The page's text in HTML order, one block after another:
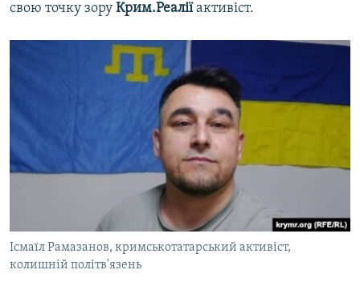
свою точку зору Крим.Реаліїактивіст.
Ісмаїл Рамазанов, кримськотатарський активіст,
колишній політв'язень